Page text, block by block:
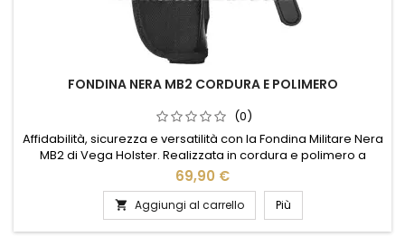
FONDINA NERA MB2 CORDURA E POLIMERO
(0)
Affidabilità, sicurezza e versatilità con la Fondina Militare Nera
MB2 di Vega Holster. Realizzata in cordura e polimero a
iniezione, garantisce resistenza estrema e leggerezza. Il
design ambidestro consente un utilizzo pratico per destrorsi
e mancini, mentre la pattina a sgancio rapido assicura
un'estrazione immediata e sicura. Dotata di passante in...
69,90 €
 Aggiungi al carrello Più